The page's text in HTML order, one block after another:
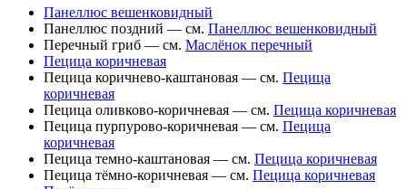
Панеллюс вешенковидный
Панеллюс поздний — см. Панеллюс вешенковидный
Перечный гриб — см. Маслёнок перечный
Пецица коричневая
Пецица коричнево-каштановая — см. Пецица
коричневая
Пецица оливково-коричневая — см. Пецица коричневая
Пецица пурпурово-коричневая — см. Пецица
коричневая
Пецица темно-каштановая — см. Пецица коричневая
Пецица тёмно-коричневая — см. Пецица коричневая